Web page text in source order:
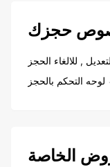
حجزك
, للالغاء الحجز
لوحه التحكم بالحجز
الخاصة